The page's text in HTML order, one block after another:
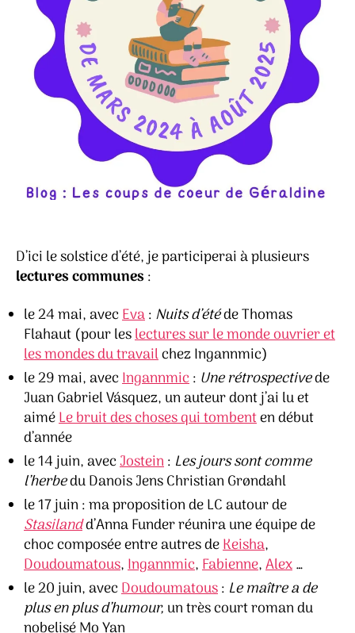
D’ici le solstice d’été, je participerai à plusieurs
lectures communes:
le 24 mai, avecEva: Nuits d’étéde Thomas
Flahaut (pour leslectures sur le monde ouvrier et
les mondes du travailchez Ingannmic)
le 29 mai, avecIngannmic: Une rétrospectivede
Juan Gabriel Vásquez, un auteur dont j’ai lu et
aiméLe bruit des choses qui tombenten début
d’année
le 14 juin, avecJostein: Les jours sont comme
l’herbedu Danois Jens Christian Grøndahl
le 17 juin : ma proposition de LC autour de
Stasilandd’Anna Funder réunira une équipe de
choc composée entre autres deKeisha,
Doudoumatous,Ingannmic,Fabienne,Alex…
le 20 juin, avecDoudoumatous: Le maître a de
plus en plus d’humour, un très court roman du
nobelisé Mo Yan